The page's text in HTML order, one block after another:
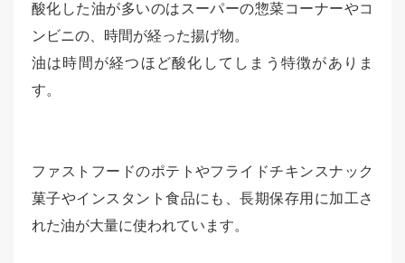
酸化した油が多いのはスーパーの惣菜コーナーやコ
ンビニの、時間が経った揚げ物。
油は時間が経つほど酸化してしまう特徴がありま
す。
ファストフードのポテトやフライドチキンスナック
菓子やインスタント食品にも、長期保存用に加工さ
れた油が大量に使われています。